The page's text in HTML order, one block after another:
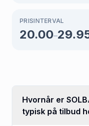
PRISINTERVAL
20.00–
Hvornår er
typisk på tilbud